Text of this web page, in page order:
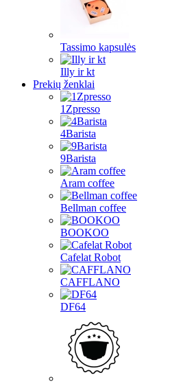
Tassimo kapsulės
Illy ir kt
Prekių ženklai
1Zpresso
4Barista
9Barista
Aram coffee
Bellman coffee
BOOKOO
Cafelat Robot
CAFFLANO
DF64